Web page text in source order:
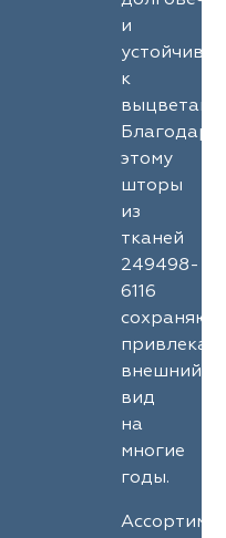
и
к
Благодаря
этому
шторы
из
тканей
249498-
6116
сохраняют
внешний
вид
на
многие
годы.